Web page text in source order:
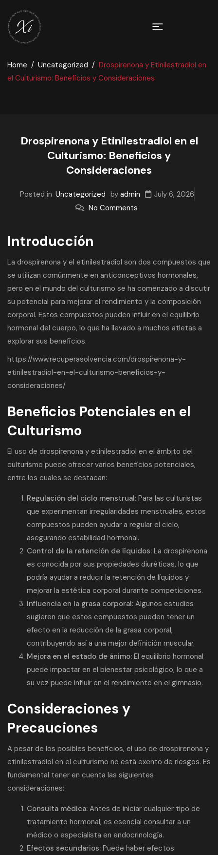
Home Uncategorized
Drospirenona y Etinilestradiol en
el Culturismo: Beneficios y Consideraciones
Drospirenona y Etinilestradiol en el
Culturismo: Beneficios y
Consideraciones
Posted in Uncategorized by admin
July 6, 2026
No Comments
Introducción
La drospirenona y el etinilestradiol son dos compuestos que
se utilizan comúnmente en anticonceptivos hormonales,
pero en el mundo del culturismo se ha comenzado a discutir
su potencial para mejorar el rendimiento y la composición
corporal. Estos compuestos pueden influir en el equilibrio
hormonal del cuerpo, lo que ha llevado a muchos atletas a
explorar sus beneficios.
https://www.recuperasolvencia.com/drospirenona-y-
etinilestradiol-en-el-culturismo-beneficios-y-
consideraciones/
Beneficios Potenciales en el
Culturismo
El uso de drospirenona y etinilestradiol en el ámbito del
culturismo puede ofrecer varios beneficios potenciales,
entre los cuales se destacan:
Regulación del ciclo menstrual: Para las culturistas
que experimentan irregularidades menstruales, estos
compuestos pueden ayudar a regular el ciclo,
asegurando estabilidad hormonal.
Control de la retención de líquidos: La drospirenona
es conocida por sus propiedades diuréticas, lo que
podría ayudar a reducir la retención de líquidos y
mejorar la estética corporal durante competiciones.
Influencia en la grasa corporal: Algunos estudios
sugieren que estos compuestos pueden tener un
efecto en la reducción de la grasa corporal,
contribuyendo así a una mejor definición muscular.
Mejora en el estado de ánimo: El equilibrio hormonal
puede impactar en el bienestar psicológico, lo que a
su vez puede influir en el rendimiento en el gimnasio.
Consideraciones y
Precauciones
A pesar de los posibles beneficios, el uso de drospirenona y
etinilestradiol en el culturismo no está exento de riesgos. Es
fundamental tener en cuenta las siguientes
consideraciones:
Consulta médica: Antes de iniciar cualquier tipo de
tratamiento hormonal, es esencial consultar a un
médico o especialista en endocrinología.
Efectos secundarios: Puede haber efectos